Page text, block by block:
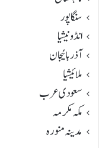
سنگاپور
انڈونیشیا
آذربائیجان
ملائیشیا
سعودی عرب
مکہ مکرمہ
مدینہ منورہ